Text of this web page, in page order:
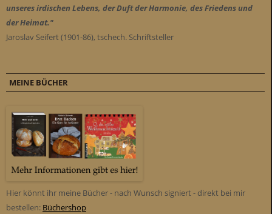
unseres irdischen Lebens, der Duft der Harmonie, des Friedens und
der Heimat."
Jaroslav Seifert (1901-86), tschech. Schriftsteller
MEINE BÜCHER
Hier könnt ihr meine Bücher - nach Wunsch signiert - direkt bei mir
bestellen: Büchershop